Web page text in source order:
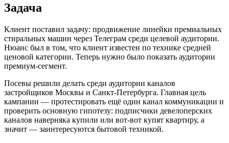
Задача
Клиент поставил задачу: продвижение линейки премиальных
стиральных машин через Телеграм среди целевой аудитории.
Нюанс был в том, что клиент известен по технике средней
ценовой категории. Теперь нужно было показать аудитории
премиум-сегмент.
Посевы решили делать среди аудитории каналов
застройщиков Москвы и Санкт-Петербурга. Главная цель
кампании — протестировать ещё один канал коммуникации и
проверить основную гипотезу: подписчики девелоперских
каналов наверняка купили или вот-вот купят квартиру, а
значит — заинтересуются бытовой техникой.